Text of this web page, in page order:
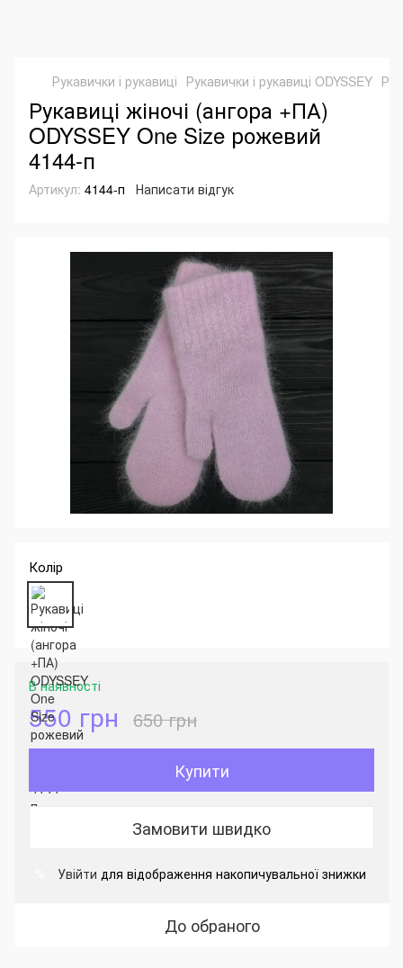
Рукавички і рукавиці Рукавички і рукавиці ODYSSEY
Рукавиці жіночі (ангора +ПА)
ODYSSEY One Size рожевий
4144-п
Артикул: 4144-п Написати відгук
Колір
В наявності
550 грн 650 грн
Купити
Замовити швидко
Увійти для відображення накопичувальної знижки
До обраного